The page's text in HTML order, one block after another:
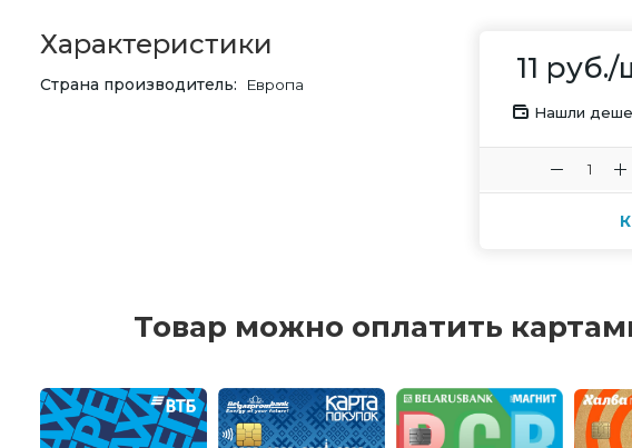
Характеристики
Страна производитель Европа 11 руб./
Нашли
Товар можно оплатить